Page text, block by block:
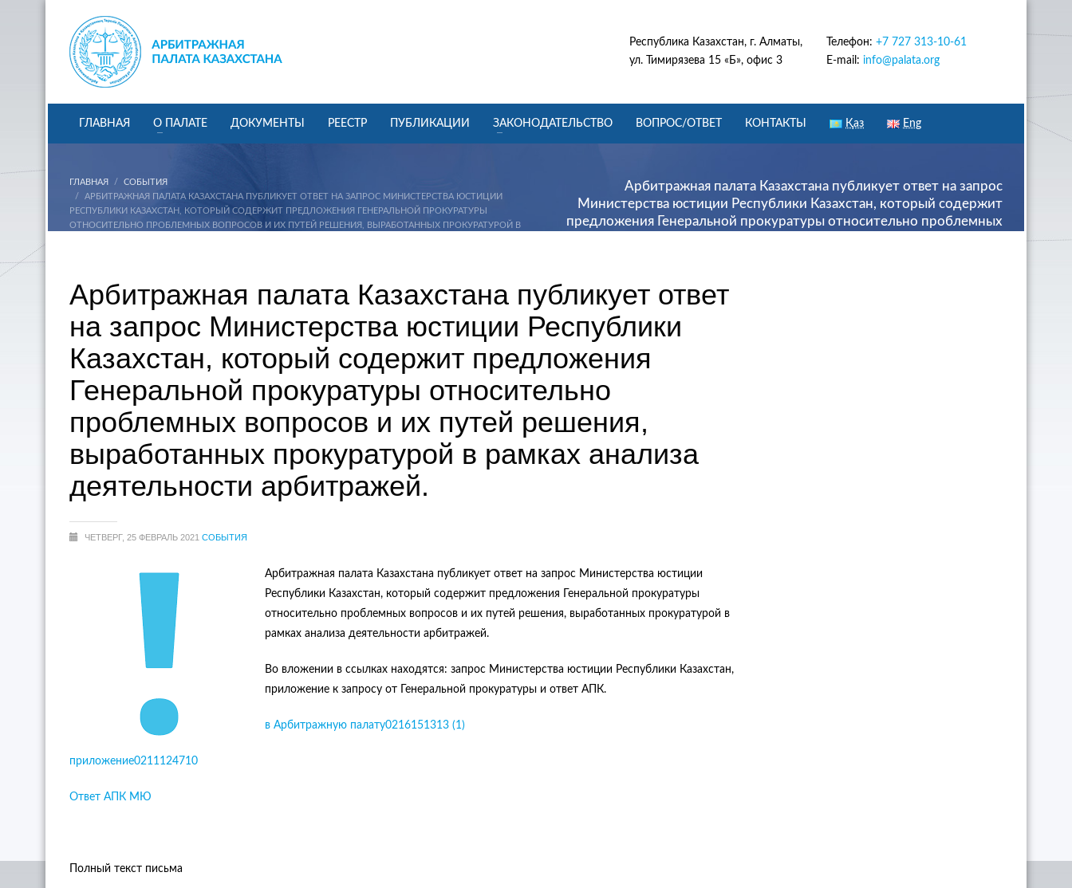
Республика Казахстан, г. Алматы,
ул. Тимирязева 15 «Б», офис 3
Телефон: +7 727 313-10-61
E-mail: info@palata.org
ГЛАВНАЯ О ПАЛАТЕ ДОКУМЕНТЫ РЕЕСТР ПУБЛИКАЦИИ ЗАКОНОДАТЕЛЬСТВО ВОПРОС/ОТВЕТ КОНТАКТЫ Қаз Eng
ГЛАВНАЯ
СОБЫТИЯ
АРБИТРАЖНАЯ ПАЛАТА КАЗАХСТАНА ПУБЛИКУЕТ ОТВЕТ НА ЗАПРОС МИНИСТЕРСТВА ЮСТИЦИИ
РЕСПУБЛИКИ КАЗАХСТАН, КОТОРЫЙ СОДЕРЖИТ ПРЕДЛОЖЕНИЯ ГЕНЕРАЛЬНОЙ ПРОКУРАТУРЫ
ОТНОСИТЕЛЬНО ПРОБЛЕМНЫХ ВОПРОСОВ И ИХ ПУТЕЙ РЕШЕНИЯ, ВЫРАБОТАННЫХ ПРОКУРАТУРОЙ В
Арбитражная палата Казахстана публикует ответ на запрос
Министерства юстиции Республики Казахстан, который содержит
предложения Генеральной прокуратуры относительно проблемных
Арбитражная палата Казахстана публикует ответ
на запрос Министерства юстиции Республики
Казахстан, который содержит предложения
Генеральной прокуратуры относительно
проблемных вопросов и их путей решения,
выработанных прокуратурой в рамках анализа
деятельности арбитражей.
ЧЕТВЕРГ, 25 ФЕВРАЛЬ 2021 СОБЫТИЯ
Арбитражная палата Казахстана публикует ответ на запрос Министерства юстиции
Республики Казахстан, который содержит предложения Генеральной прокуратуры
относительно проблемных вопросов и их путей решения, выработанных прокуратурой в
рамках анализа деятельности арбитражей.
Во вложении в ссылках находятся: запрос Министерства юстиции Республики Казахстан,
приложение к запросу от Генеральной прокуратуры и ответ АПК.
в Арбитражную палату0216151313 (1)
приложение0211124710
Ответ АПК МЮ
Полный текст письма